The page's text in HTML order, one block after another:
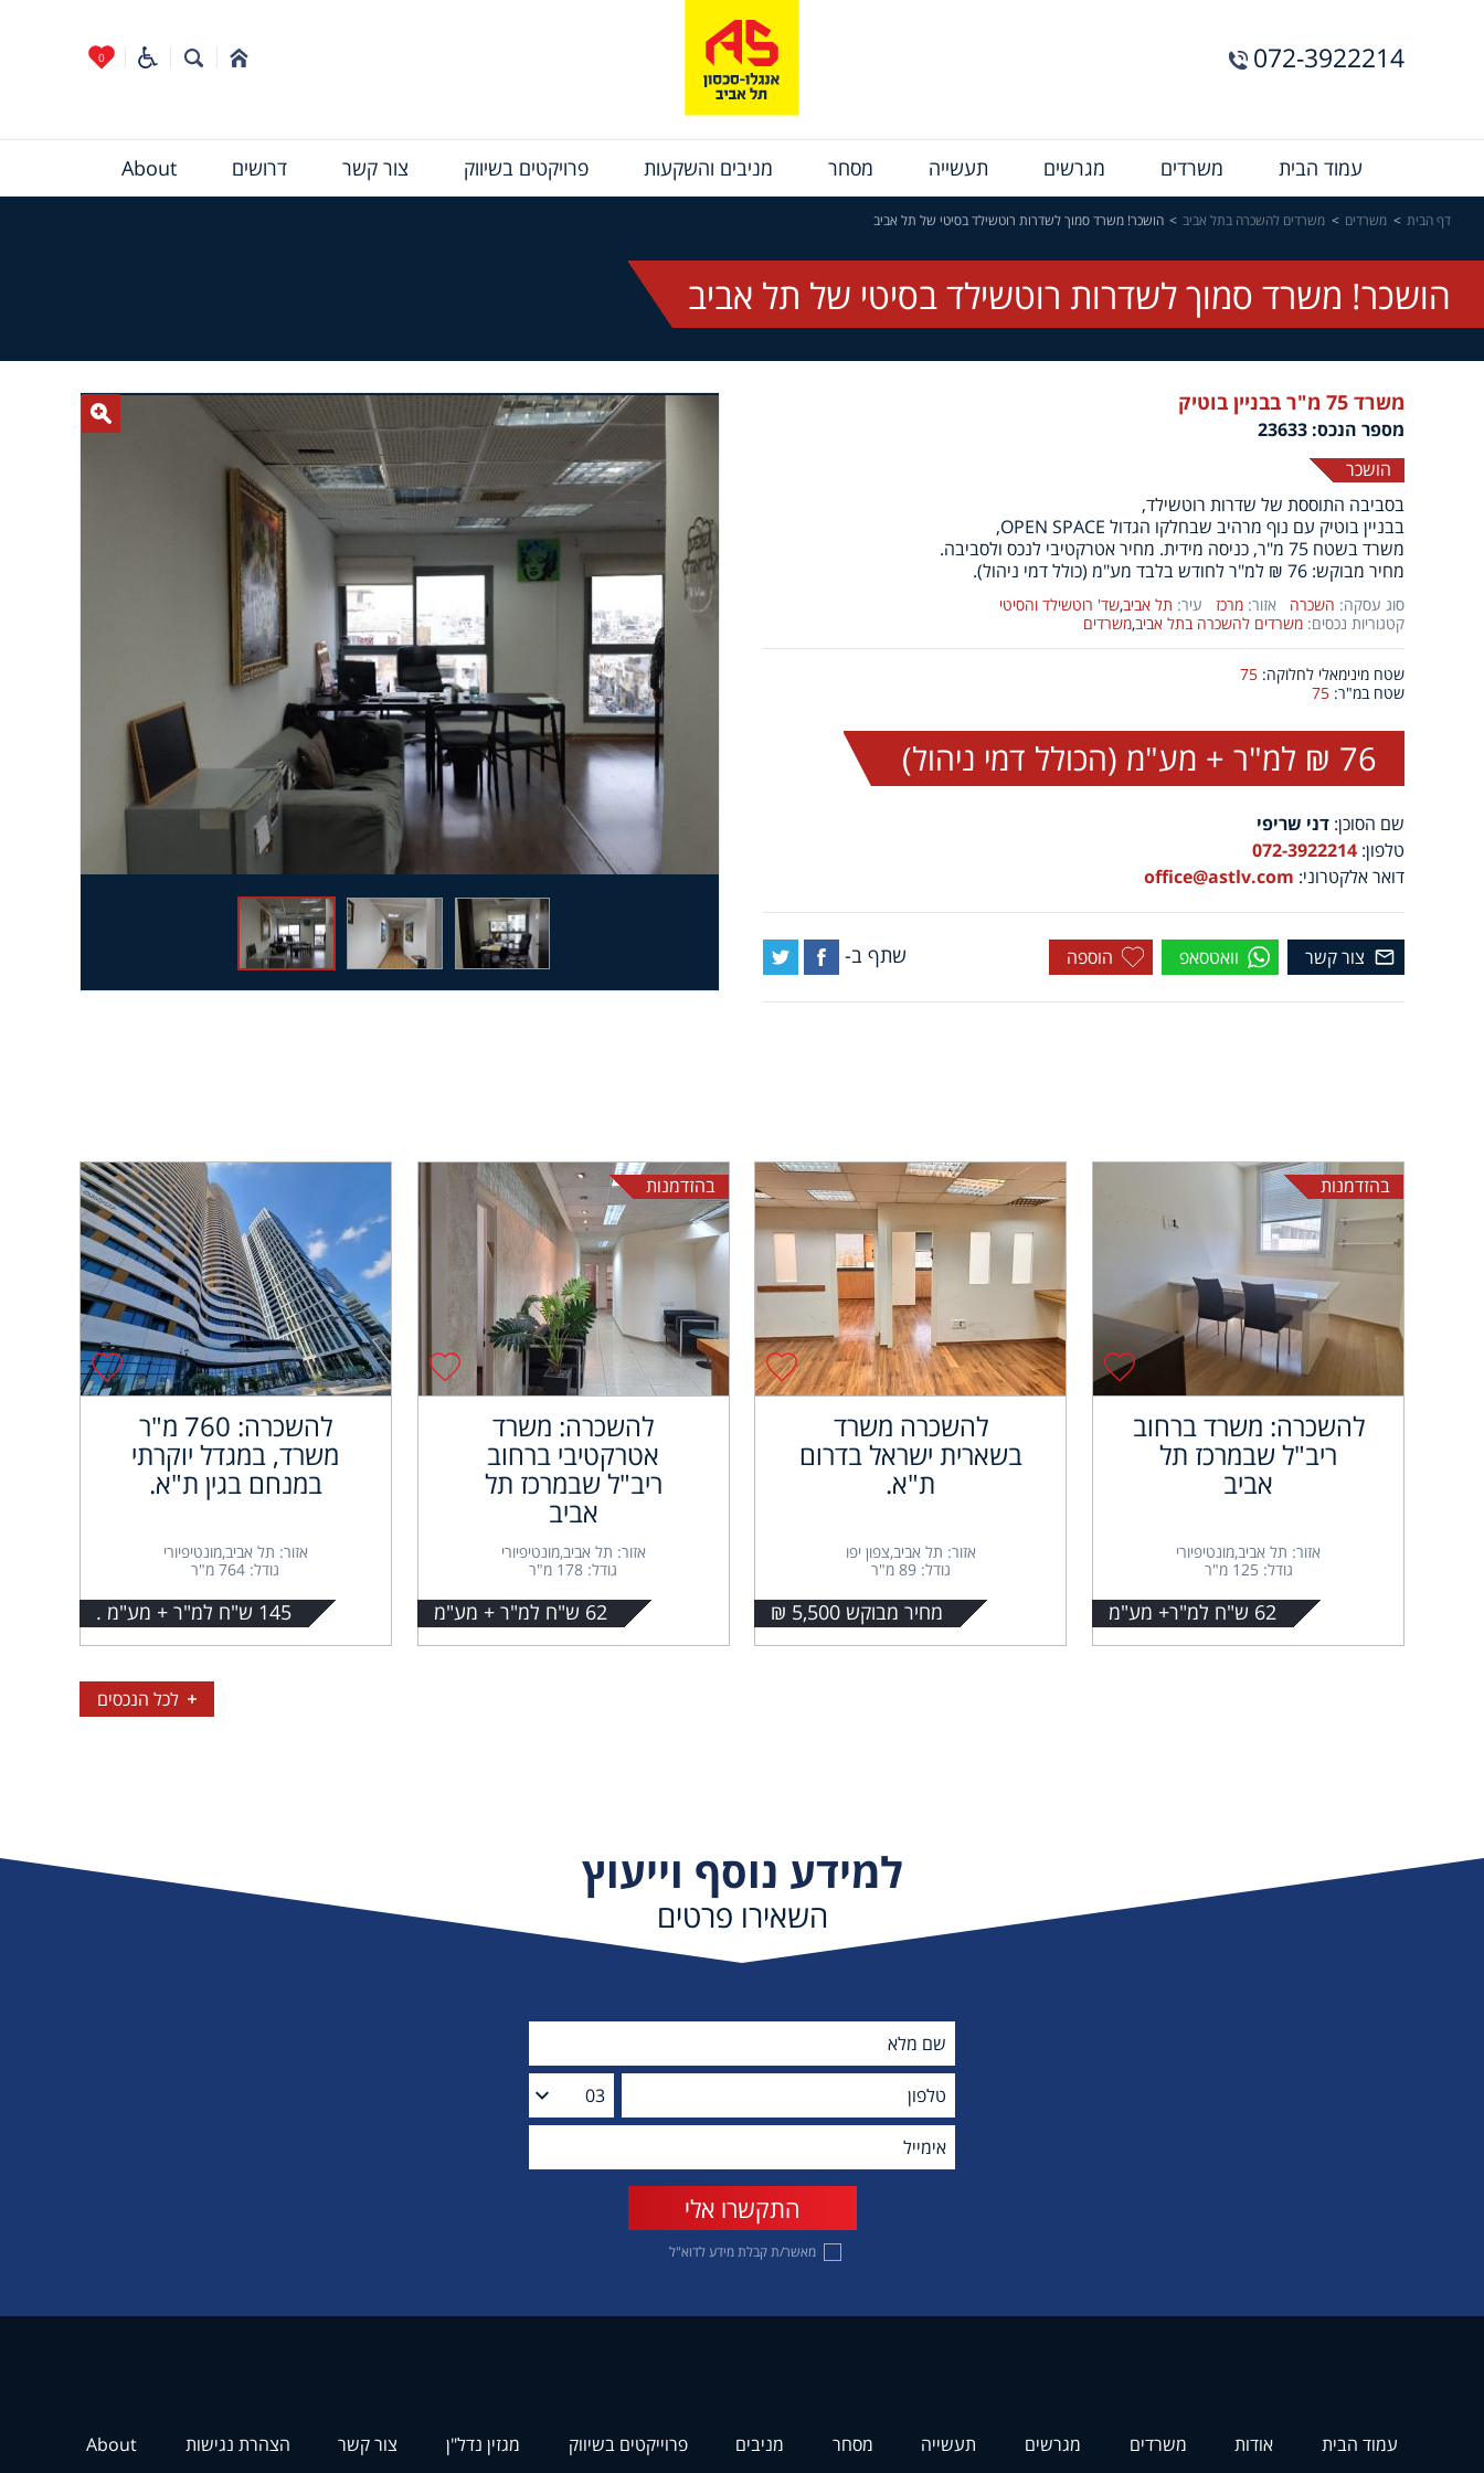
072-3922214
0
עמוד הבית משרדים מגרשים תעשייה מסחר מניבים והשקעות פרויקטים בשיווק צור קשר דרושים About
דף הבית משרדים משרדים להשכרה בתל אביב הושכר! משרד סמוך לשדרות רוטשילד בסיטי של תל אביב
הושכר! משרד סמוך לשדרות רוטשילד בסיטי של תל אביב
משרד 75 מ"ר בבניין בוטיק
מספר הנכס: 23633
הושכר
בסביבה התוססת של שדרות רוטשילד,
בבניין בוטיק עם נוף מרהיב שבחלקו הגדול OPEN SPACE,
משרד בשטח 75 מ"ר, כניסה מידית. מחיר אטרקטיבי לנכס ולסביבה.
מחיר מבוקש: 76 ₪ למ"ר לחודש בלבד מע"מ (כולל דמי ניהול).
סוג עסקה: השכרה אזור: מרכז עיר: תל אביב,שד' רוטשילד והסיטי
קטגוריות נכסים: משרדים להשכרה בתל אביב,משרדים
שטח מינימאלי לחלוקה: 75
שטח במ"ר: 75
76 ₪ למ"ר + מע"מ (הכולל דמי ניהול)
שם הסוכן: דני שריפי
טלפון: 072-3922214
דואר אלקטרוני: office@astlv.com
צור קשר וואטסאפ הוספה שתף ב-
בהזדמנות
להשכרה: משרד ברחוב
ריב"ל שבמרכז תל
אביב
אזור: תל אביב,מונטיפיורי
גודל: 125 מ"ר
62 ש"ח למ"ר+ מע"מ
להשכרה משרד
בשארית ישראל בדרום
ת"א.
אזור: תל אביב,צפון יפו
גודל: 89 מ"ר
מחיר מבוקש 5,500 ₪
בהזדמנות
להשכרה: משרד
אטרקטיבי ברחוב
ריב"ל שבמרכז תל
אביב
אזור: תל אביב,מונטיפיורי
גודל: 178 מ"ר
62 ש"ח למ"ר + מע"מ
להשכרה: 760 מ"ר
משרד, במגדל יוקרתי
במנחם בגין ת"א.
אזור: תל אביב,מונטיפיורי
גודל: 764 מ"ר
145 ש"ח למ"ר + מע"מ .
לכל הנכסים
למידע נוסף וייעוץ
השאירו פרטים
מאשר/ת קבלת מידע לדוא"ל
עמוד הבית אודות משרדים מגרשים תעשייה מסחר מניבים פרוייקטים בשיווק מגזין נדל"ן צור קשר הצהרת נגישות About